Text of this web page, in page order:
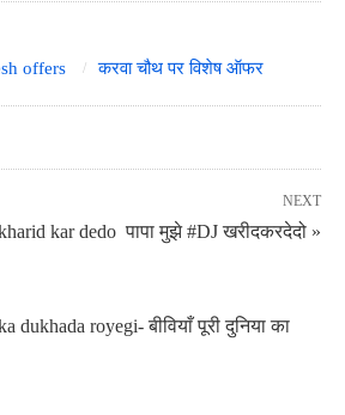
offers करवा चौथ पर विशेष ऑफर
NEXT
kar dedo पापा मुझे #DJ खरीदकरदेदो »
royegi- ​बीवियाँ पूरी दुनिया का